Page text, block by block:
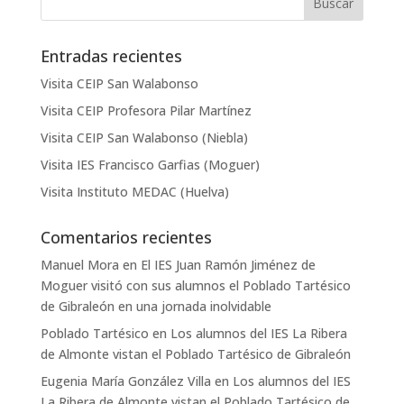
Entradas recientes
Visita CEIP San Walabonso
Visita CEIP Profesora Pilar Martínez
Visita CEIP San Walabonso (Niebla)
Visita IES Francisco Garfias (Moguer)
Visita Instituto MEDAC (Huelva)
Comentarios recientes
Manuel Mora en El IES Juan Ramón Jiménez de
Moguer visitó con sus alumnos el Poblado Tartésico
de Gibraleón en una jornada inolvidable
Poblado Tartésico en Los alumnos del IES La Ribera
de Almonte vistan el Poblado Tartésico de Gibraleón
Eugenia María González Villa en Los alumnos del IES